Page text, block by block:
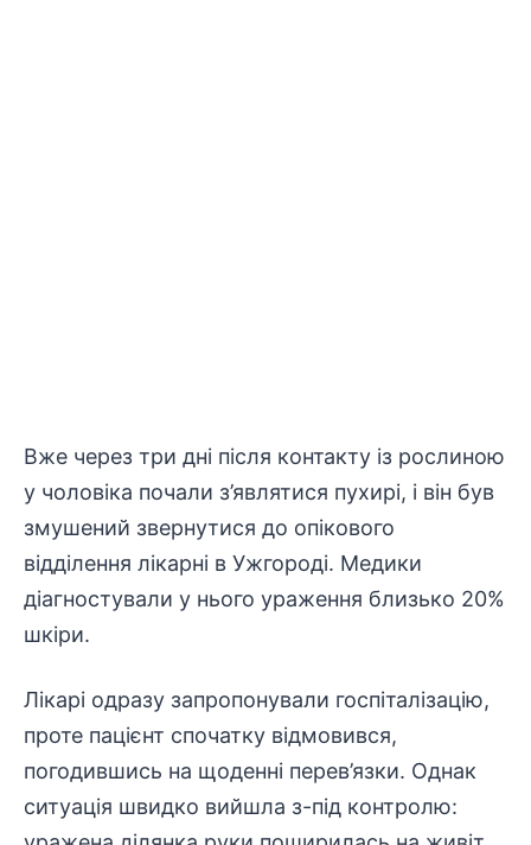
Вже через три дні після контакту із рослиною
у чоловіка почали з’являтися пухирі, і він був
змушений звернутися до опікового
відділення лікарні в Ужгороді. Медики
діагностували у нього ураження близько 20%
шкіри.
Лікарі одразу запропонували госпіталізацію,
проте пацієнт спочатку відмовився,
погодившись на щоденні перев’язки. Однак
ситуація швидко вийшла з-під контролю: